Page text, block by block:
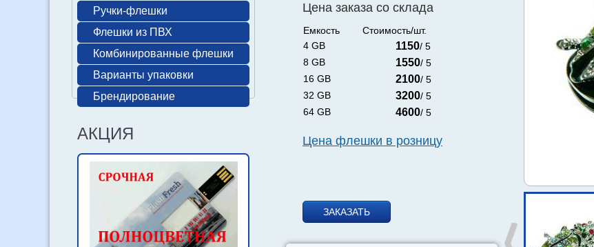
Цена заказа со склада
Емкость
Стоимость/шт.
4 GB
1150/ 5
8 GB
1550/ 5
16 GB
2100/ 5
32 GB
3200/ 5
64 GB
4600/ 5
Цена флешки в розницу
ЗАКАЗАТЬ
Ручки-флешки
Флешки из ПВХ
Комбинированные флешки
Варианты упаковки
Брендирование
АКЦИЯ